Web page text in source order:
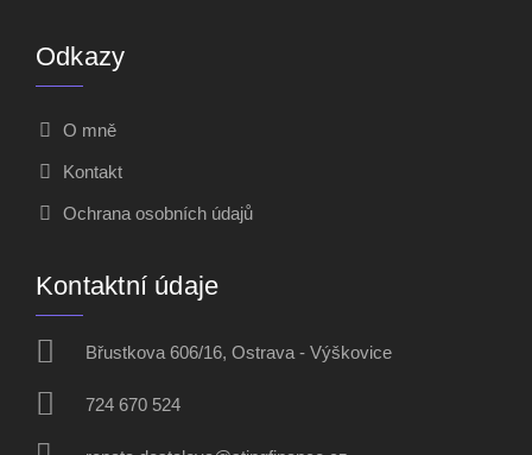
Odkazy
O mně
Kontakt
Ochrana osobních údajů
Kontaktní údaje
Břustkova 606/16, Ostrava - Výškovice
724 670 524